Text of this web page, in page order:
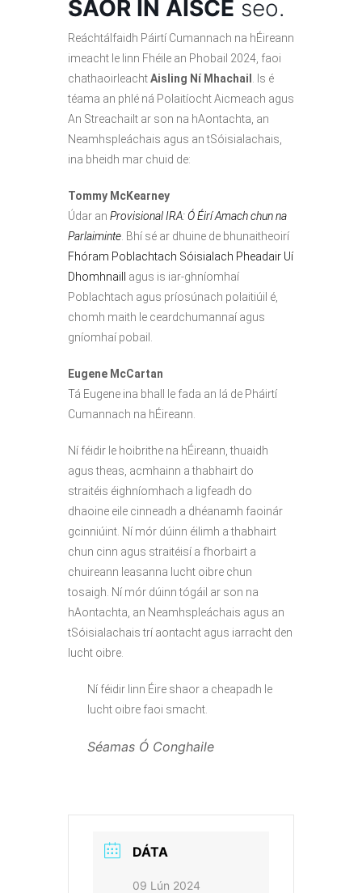
SAOR IN AISCE seo.
Reáchtálfaidh Páirtí Cumannach na hÉireann
imeacht le linn Fhéile an Phobail 2024, faoi
chathaoirleachtAisling Ní Mhachail
. Is é
téama an phlé ná Polaitíocht Aicmeach agus
An Streachailt ar son na hAontachta, an
Neamhspleáchais agus an tSóisialachais,
ina bheidh mar chuid de:
Tommy McKearney
Údar an Provisional IRA: Ó Éirí Amach chun na
Parlaiminte . Bhí sé ar dhuine de bhunaitheoirí
Fhóram Poblachtach Sóisialach Pheadair Uí
Dhomhnaill
agus is iar-ghníomhaí
Poblachtach agus príosúnach polaitiúil é,
chomh maith le ceardchumannaí agus
gníomhaí pobail.
Eugene McCartan
Tá Eugene ina bhall le fada an lá de Pháirtí
Cumannach na hÉireann.
Ní féidir le hoibrithe na hÉireann, thuaidh
agus theas, acmhainn a thabhairt do
straitéis éighníomhach a ligfeadh do
dhaoine eile cinneadh a dhéanamh faoinár
gcinniúint. Ní mór dúinn éilimh a thabhairt
chun cinn agus straitéisí a fhorbairt a
chuireann leasanna lucht oibre chun
tosaigh. Ní mór dúinn tógáil ar son na
hAontachta, an Neamhspleáchais agus an
tSóisialachais trí aontacht agus iarracht den
lucht oibre.
Ní féidir linn Éire shaor a cheapadh le
lucht oibre faoi smacht.
Séamas Ó Conghaile
DÁTA
09 Lún 2024